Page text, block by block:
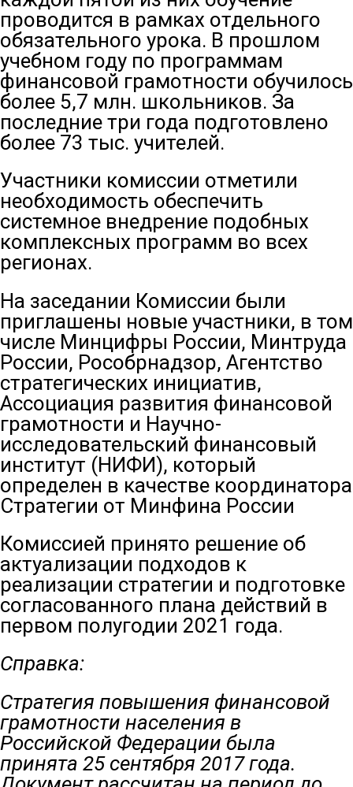
проводится в рамках отдельного
обязательного урока. В прошлом
учебном году по программам
финансовой грамотности обучилось
более 5,7 млн. школьников. За
последние три года подготовлено
более 73 тыс. учителей.
Участники комиссии отметили
необходимость обеспечить
системное внедрение подобных
комплексных программ во всех
регионах.
На заседании Комиссии были
приглашены новые участники, в том
числе Минцифры России, Минтруда
России, Рособрнадзор, Агентство
стратегических инициатив,
Ассоциация развития финансовой
грамотности и Научно-
исследовательский финансовый
институт (НИФИ), который
определен в качестве координатора
Стратегии от Минфина России
Комиссией принято решение об
актуализации подходов к
реализации стратегии и подготовке
согласованного плана действий в
первом полугодии 2021 года.
Справка:
Стратегия повышения финансовой
грамотности населения в
Российской Федерации была
принята 25 сентября 2017 года.